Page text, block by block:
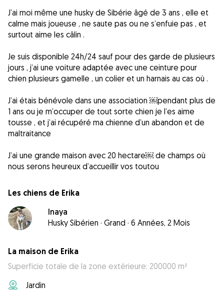
J’ai moi même une husky de Sibérie âgé de 3 ans , elle et
calme mais joueuse , ne saute pas ou ne s’enfuie pas , et
surtout aime les câlin .
Je suis disponible 24h/24 sauf pour des garde de plusieurs
jours , j’ai une voiture adaptée avec une ceinture pour
chien plusieurs gamelle , un colier et un harnais au cas où .
J’ai étais bénévole dans une association ￼pendant plus de
1 ans ou je m’occuper de tout sorte chien je l’es aime
tousse , et j’ai récupéré ma chienne d’un abandon et de
maltraitance
J’ai une grande maison avec 20 hectare￼ de champs où
nous serons heureux d’accueillir vos toutou
Les chiens de Erika
Inaya
Husky Sibérien · Grand · 6 Années, 2 Mois
La maison de Erika
Superficie totale de la zone extérieure: 200000 m²
Jardin